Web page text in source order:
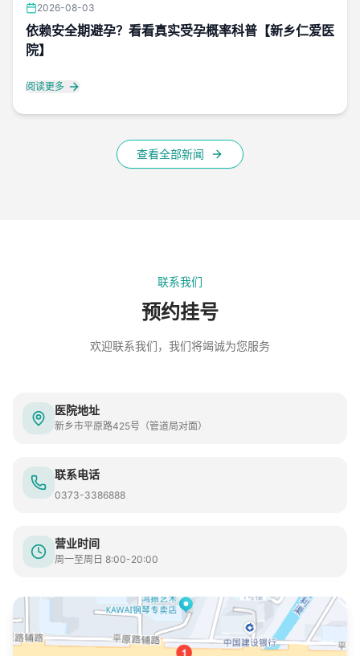
2026-08-03
依赖安全期避孕？看看真实受孕概率科普【新乡仁爱医
院】
阅读更多
查看全部新闻
联系我们
预约挂号
欢迎联系我们，我们将竭诚为您服务
医院地址
新乡市平原路425号（管道局对面）
联系电话
0373-3386888
营业时间
周一至周日 8:00-20:00